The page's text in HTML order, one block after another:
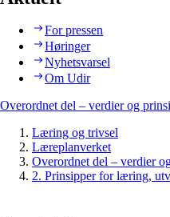
For pressen
Høringer
Nyhetsvarsel
Om Udir
Overordnet del – verdier og
Læring og trivsel
Læreplanverket
Overordnet del – verdier
2. Prinsipper for læring,